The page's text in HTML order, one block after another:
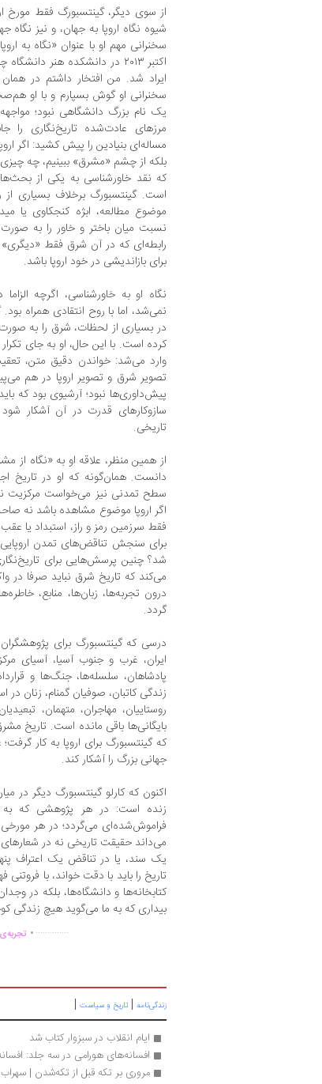
از سوی دیگر، گینتسبورگ فقط مورخ
شیوه نگاه اروپا به جهان، و نیز
ایراد شد. من افتخار داشتم در
سخنرانی او گوش بسپارم و با او
یک نام بزرگ دانشگاهی نبود؛
مرزهای عادت‌شده تاریخ‌نگاری را
مساله‌ای بنیادین را پیش کشید: اگر
بلکه از چشم «مشرق» ببینیم، چه
که نقد خاورشناسی به یکی از
است. گینتسبورگ برخلاف بسیاری از
موضوع مطالعه، ابژه کنجکاوی یا
نسبت میان باختر و خاور را به صورت
رابطه‌ای که در آن شرق فقط
برای بازاندیشی در خود اروپا باشد.
نگاه او به خاورشناسی، اگرچه
نمی‌شد، اما با روح انتقادی همراه
در بسیاری از لحظات، شرق را به
کرده است. با این حال، او به جای
وارد می‌شد: خواندن دقیق متن،
تصویر شرق و تصویر اروپا در هم
پیش‌داوری‌ها نبود؛ آرشیوی بود که
سازوکارهای قدرت در آن آشکار
تاریخی.
از همین منظر، علاقه او به «نگاه از
دانست. همان‌گونه که او در تاریخ
سطح تمدنی نیز می‌خواست مرکزیت
اگر اروپا موضوع مشاهده باشد نه
فقط سرزمین رمز و راز، استبداد یا
برای سنجش تناقض‌های تمدن اروپایی
شد؟ چنین پرسش‌هایی برای
می‌کند که تاریخ شرق نباید صرفا در
درون تجربه‌ها، زبان‌ها، منابع،
گردد.
درسی که گینتسبورگ برای
ایران، غرب و جنوب آسیا، آسیای
پادشاهان، سلسله‌ها، جنگ‌ها و
زندگی کاتبان، صوفیان گمنام، زنان
روستاییان، مهاجران، متهمان،
بایگانی‌ها باقی مانده است. تاریخ
که گینتسبورگ برای اروپا به کار
جهانی بزرگ را آشکار کند.
اکنون که کارلو گینتسبورگ دیگر در
زنده است: در هر پژوهشی که به
فراموش‌شده‌ای می‌گردد؛ در هر مورخی
می‌داند حقیقت تاریخی نه در
یک سند، یا در تناقض یک اعتراف
تاریخ را باید با دقت خواند، با
کتابخانه‌ها و دانشگاه‌ها، بلکه در
بیداری که به ما می‌گوید هیچ زندگی
...............
زندگی‌نامه | تاریخ و سیاست |
ایام انقلاب در سبزوار کتاب شد
افسانه‌های هورامی در سه جلد:
مروری بر تکه قبل از تکه‌شدن |